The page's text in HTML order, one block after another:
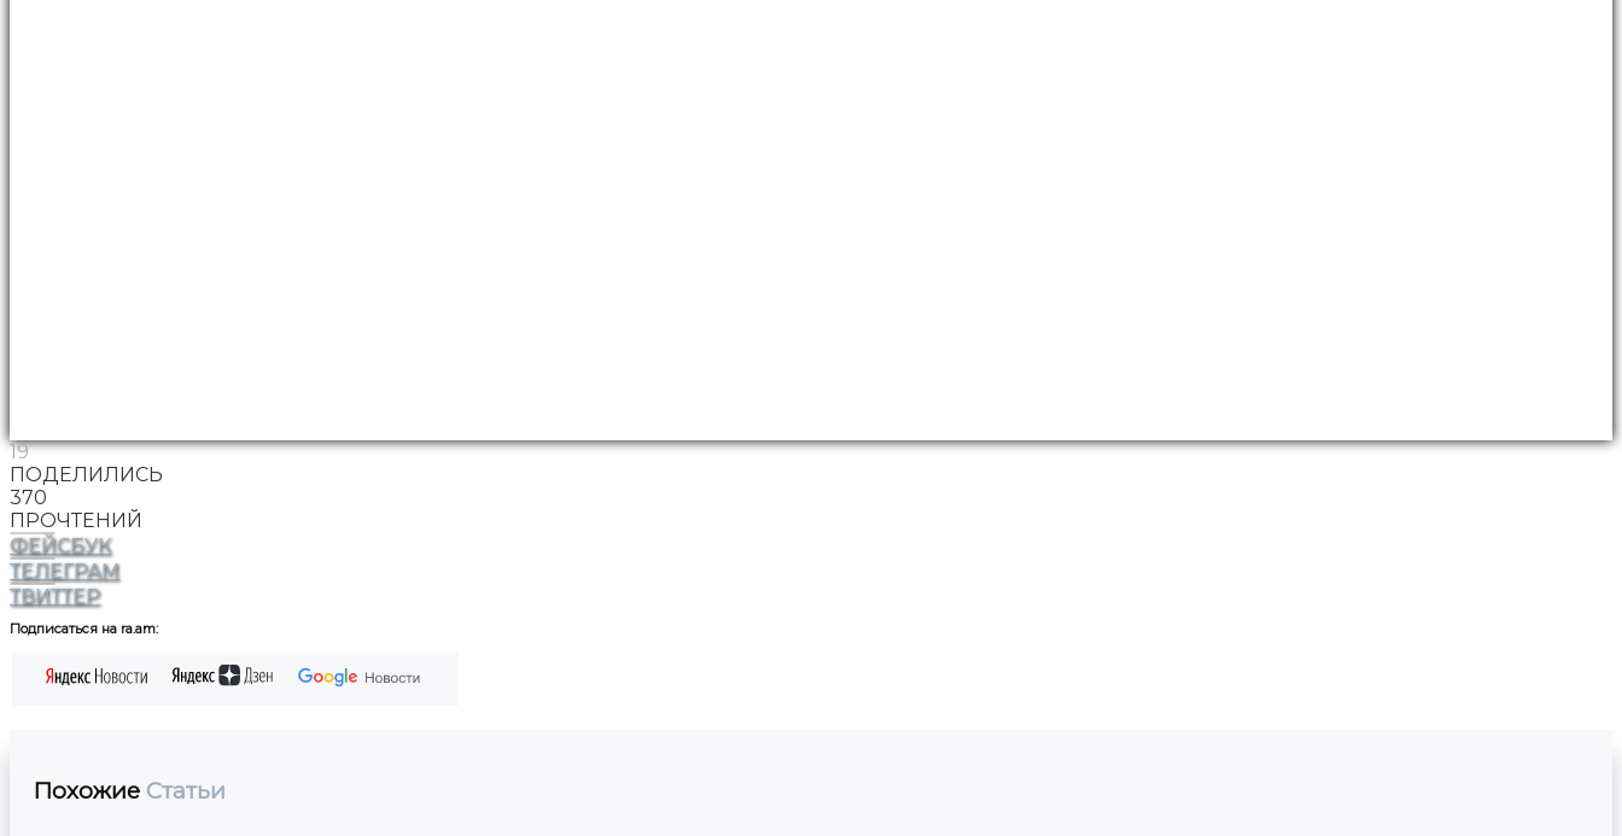
19
ПОДЕЛИЛИСЬ
370
ПРОЧТЕНИЙ
ФЕЙСБУК
ТЕЛЕГРАМ
ТВИТТЕР
Подписаться на ra.am:
Похожие Статьи